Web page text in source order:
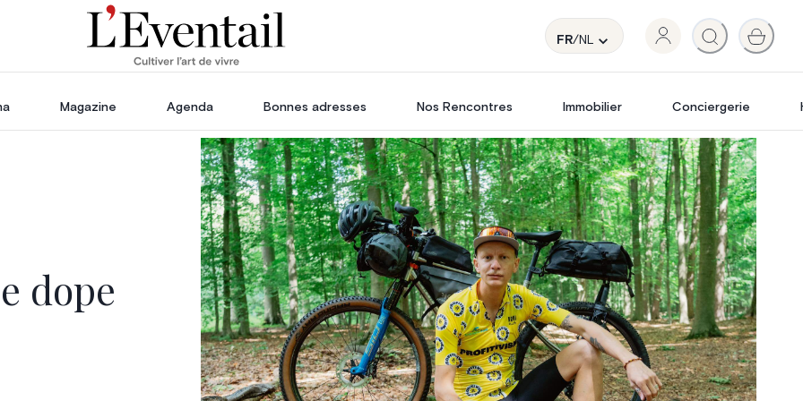
FR/NL
Voyage, Évasion & Escapade
Magazine Agenda Bonnes adresses Nos Rencontres Immobilier Conciergerie
dope